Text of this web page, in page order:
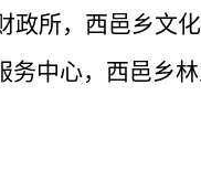
政所，西邑乡文
务中心，西邑乡